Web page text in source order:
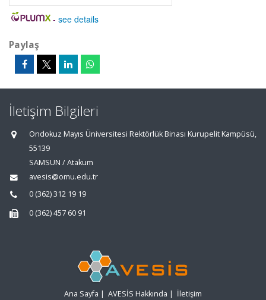
- see details
Paylaş
İletişim Bilgileri
Ondokuz Mayıs Üniversitesi Rektörlük Binası Kurupelit Kampüsü,
55139
SAMSUN / Atakum
avesis@omu.edu.tr
0 (362) 312 19 19
0 (362) 457 60 91
Ana Sayfa | AVESİS Hakkında | İletişim